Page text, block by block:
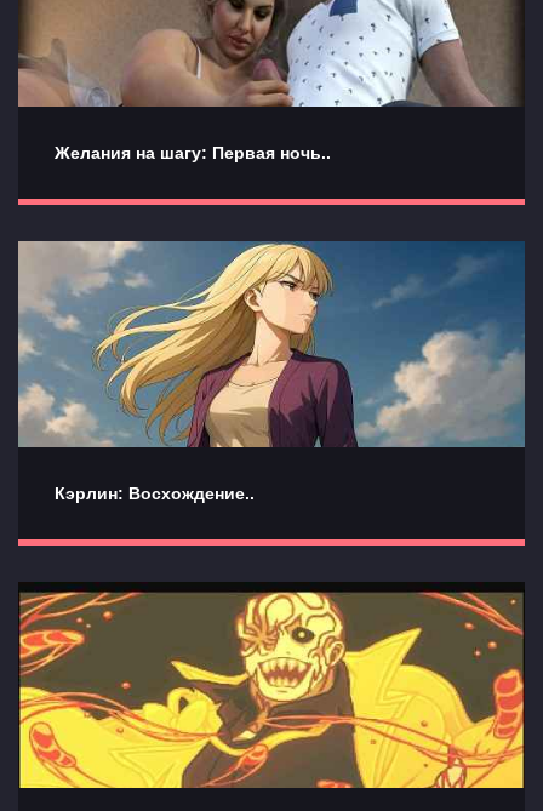
Желания на шагу: Первая ночь..
Кэрлин: Восхождение..